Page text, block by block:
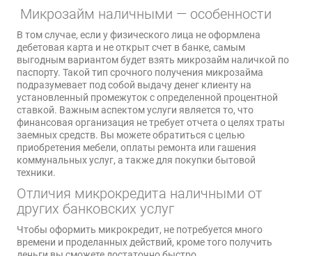
Микрозайм наличными — особенности
В том случае, если у физического лица не оформлена
дебетовая карта и не открыт счет в банке, самым
выгодным вариантом будет взять микрозайм наличкой по
паспорту. Такой тип срочного получения микрозайма
подразумевает под собой выдачу денег клиенту на
установленный промежуток с определенной процентной
ставкой. Важным аспектом услуги является то, что
финансовая организация не требует отчета о целях траты
заемных средств. Вы можете обратиться с целью
приобретения мебели, оплаты ремонта или гашения
коммунальных услуг, а также для покупки бытовой
техники.
Отличия микрокредита наличными от
других банковских услуг
Чтобы оформить микрокредит, не потребуется много
времени и проделанных действий, кроме того получить